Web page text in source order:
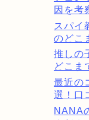
因を考
スパイ
のどこ
推しの
どこま
最近の
選！口
NANA